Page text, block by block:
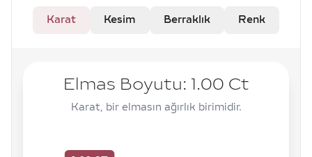
Karat Kesim Berraklık Renk
Elmas Boyutu: 1.00 Ct
Karat, bir elmasın ağırlık birimidir.